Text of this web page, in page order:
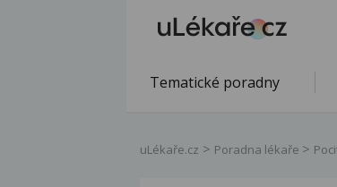
Tematické poradny
uLékaře.cz Poradna lékaře